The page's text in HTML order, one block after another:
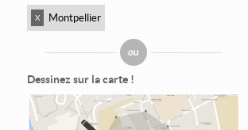
X Montpellier
Dessinez sur la carte !